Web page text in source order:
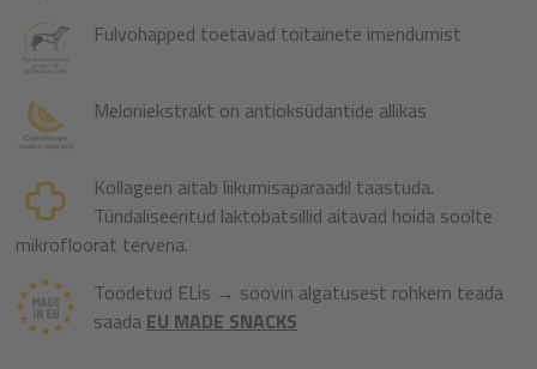
Fulvohapped toetavad toitainete imendumist
Meloniekstrakt on antioksüdantide allikas
Kollageen aitab liikumisaparaadil taastuda.
Tündaliseeritud laktobatsillid aitavad hoida soolte
mikrofloorat tervena.
Toodetud ELis → soovin algatusest rohkem teada
saada EU MADE SNACKS